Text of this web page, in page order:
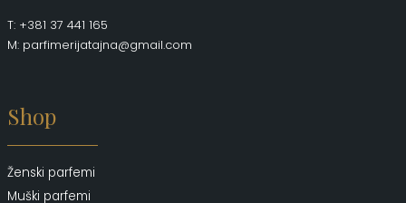
T: +381 37 441 165
M: parfimerijatajna@gmail.com
Shop
Ženski parfemi
Muški parfemi